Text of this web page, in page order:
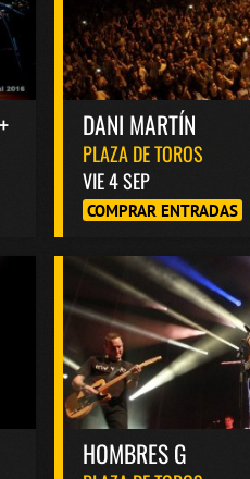
DANI MARTÍN
PLAZA DE TOROS
VIE 4 SEP
COMPRAR ENTRADAS
HOMBRES G